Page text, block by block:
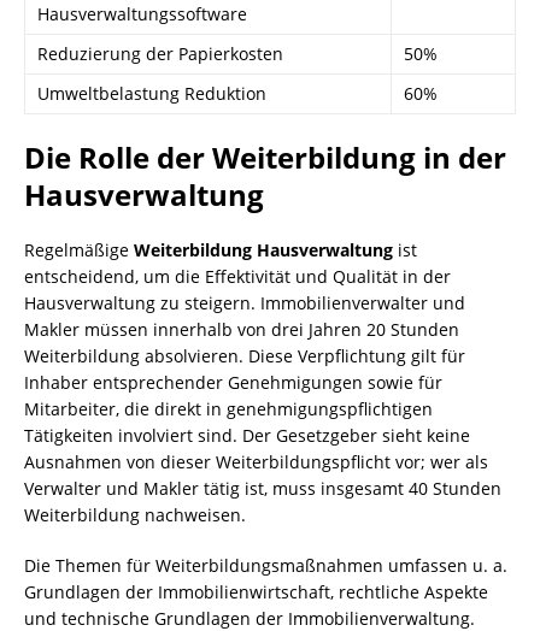
Hausverwaltungssoftware
Reduzierung der Papierkosten
50%
Umweltbelastung Reduktion
60%
Die Rolle der Weiterbildung in der
Hausverwaltung
Regelmäßige Weiterbildung Hausverwaltung ist
entscheidend, um die Effektivität und Qualität in der
Hausverwaltung zu steigern. Immobilienverwalter und
Makler müssen innerhalb von drei Jahren 20 Stunden
Weiterbildung absolvieren. Diese Verpflichtung gilt für
Inhaber entsprechender Genehmigungen sowie für
Mitarbeiter, die direkt in genehmigungspflichtigen
Tätigkeiten involviert sind. Der Gesetzgeber sieht keine
Ausnahmen von dieser Weiterbildungspflicht vor; wer als
Verwalter und Makler tätig ist, muss insgesamt 40 Stunden
Weiterbildung nachweisen.
Die Themen für Weiterbildungsmaßnahmen umfassen u. a.
Grundlagen der Immobilienwirtschaft, rechtliche Aspekte
und technische Grundlagen der Immobilienverwaltung.